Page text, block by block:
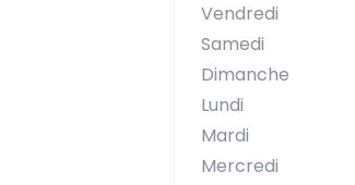
Vendredi
Samedi
Dimanche
Lundi
Mardi
Mercredi